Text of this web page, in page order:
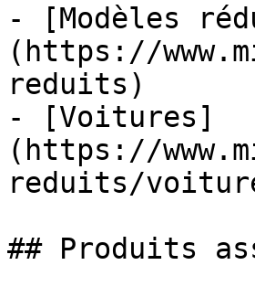
- [Modèles
(https://
reduits)
- [Voitures]
(https://
reduits/
## Produits